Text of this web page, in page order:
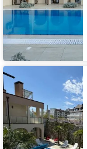
Гостевой
дом
Горница